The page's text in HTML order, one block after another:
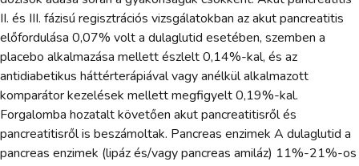
II. és III. fázisú regisztrációs vizsgálatokban az akut pancreatitis
előfordulása 0,07% volt a dulaglutid esetében, szemben a
placebo alkalmazása mellett észlelt 0,14%-kal, és az
antidiabetikus háttérterápiával vagy anélkül alkalmazott
komparátor kezelések mellett megfigyelt 0,19%-kal.
Forgalomba hozatalt követően akut pancreatitisről és
pancreatitisről is beszámoltak. Pancreas enzimek A dulaglutid a
pancreas enzimek (lipáz és/vagy pancreas amiláz) 11%-21%-os